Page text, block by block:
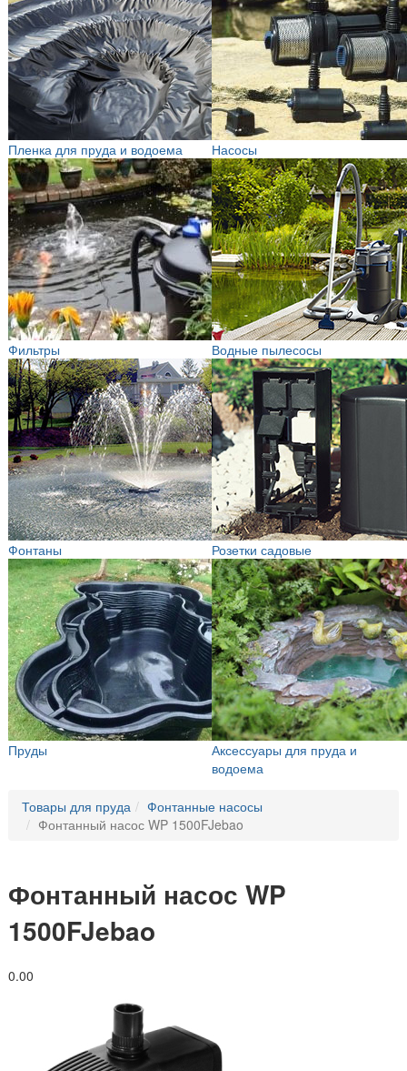
Пленка для пруда и водоема Насосы
Фильтры Водные пылесосы
Фонтаны Розетки садовые
Пруды
Аксессуары для пруда и
водоема
Товары для пруда
Фонтанные насосы
Фонтанный насос WP 1500FJebao
Фонтанный насос WP
1500FJebao
0.00